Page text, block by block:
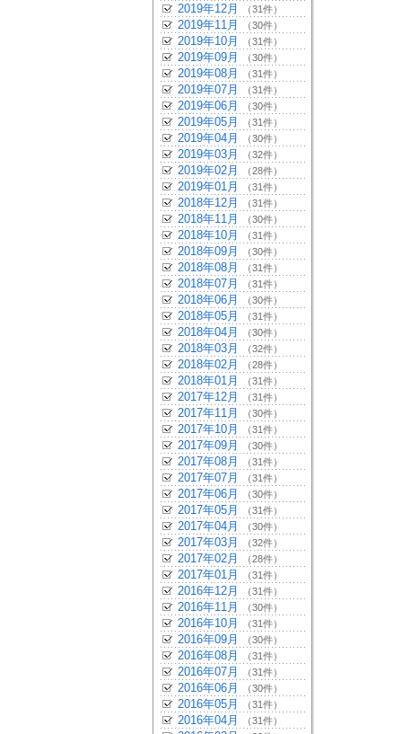
2019年12月 （31件）
2019年11月 （30件）
2019年10月 （31件）
2019年09月 （30件）
2019年08月 （31件）
2019年07月 （31件）
2019年06月 （30件）
2019年05月 （31件）
2019年04月 （30件）
2019年03月 （32件）
2019年02月 （28件）
2019年01月 （31件）
2018年12月 （31件）
2018年11月 （30件）
2018年10月 （31件）
2018年09月 （30件）
2018年08月 （31件）
2018年07月 （31件）
2018年06月 （30件）
2018年05月 （31件）
2018年04月 （30件）
2018年03月 （32件）
2018年02月 （28件）
2018年01月 （31件）
2017年12月 （31件）
2017年11月 （30件）
2017年10月 （31件）
2017年09月 （30件）
2017年08月 （31件）
2017年07月 （31件）
2017年06月 （30件）
2017年05月 （31件）
2017年04月 （30件）
2017年03月 （32件）
2017年02月 （28件）
2017年01月 （31件）
2016年12月 （31件）
2016年11月 （30件）
2016年10月 （31件）
2016年09月 （30件）
2016年08月 （31件）
2016年07月 （31件）
2016年06月 （30件）
2016年05月 （31件）
2016年04月 （31件）